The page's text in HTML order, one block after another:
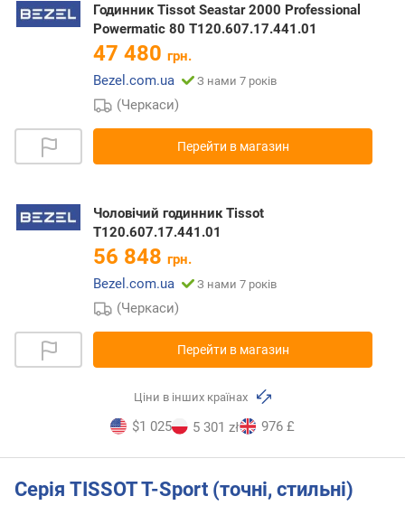
Годинник Tissot Seastar 2000 Professional
Powermatic 80 T120.607.17.441.01
47 480 грн.
Bezel.com.ua
З нами 7 років
(Черкаси)
Перейти в магазин
Чоловічий годинник Tissot
T120.607.17.441.01
56 848 грн.
Bezel.com.ua
З нами 7 років
(Черкаси)
Перейти в магазин
Ціни в інших країнах
$1 025 5 301 zł 976 £
Серія TISSOT T-Sport (точні, стильні)